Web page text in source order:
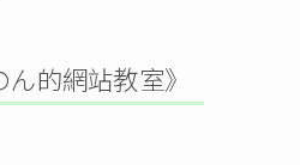
的網站教室》